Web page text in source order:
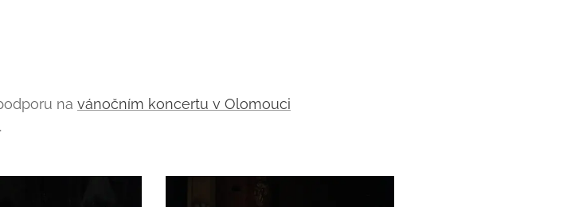
na vánočním koncertu v Olomouci